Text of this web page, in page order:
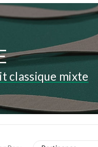
classique mixte